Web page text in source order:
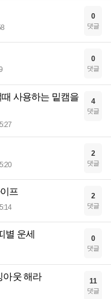
0
댓글
0
댓글
사용하는 밑캠을
4
댓글
2
댓글
프 2
댓글
별 운세 0
댓글
아웃 해라 11
댓글